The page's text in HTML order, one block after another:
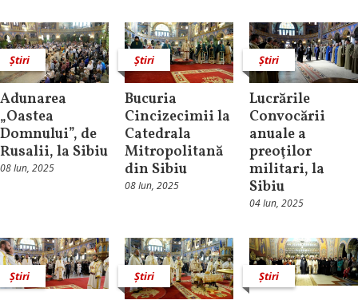
Știri
Adunarea
„Oastea
Domnului”, de
Rusalii, la Sibiu
08 Iun, 2025
Știri
Bucuria
Cincizecimii la
Catedrala
Mitropolitană
din Sibiu
08 Iun, 2025
Știri
Lucrările
Convocării
anuale a
preoţilor
militari, la
Sibiu
04 Iun, 2025
Știri Știri Știri